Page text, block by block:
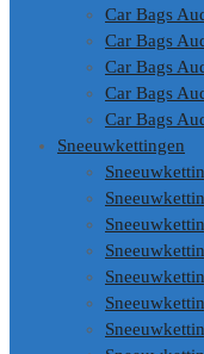
Car Bags
Car Bags
Car Bags
Car Bags
Car Bags
Sneeuwkettingen